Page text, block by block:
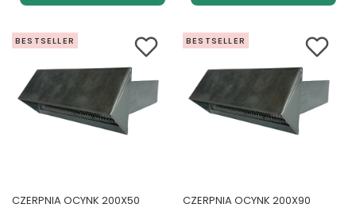
BESTSELLER
CZERPNIA OCYNK 200X50
BESTSELLER
CZERPNIA OCYNK 200X90